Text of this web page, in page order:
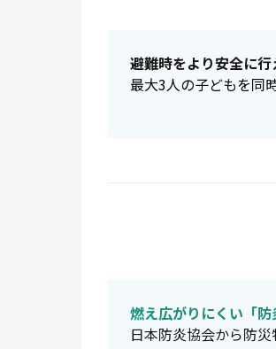
避難時をより安全に行
最大3人の子どもを同
燃え広がりにくい「防
日本防炎協会から防